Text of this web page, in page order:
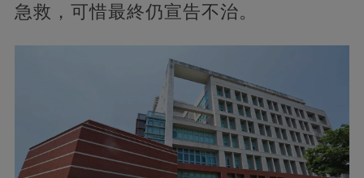
急救，可惜最終仍宣告不治。